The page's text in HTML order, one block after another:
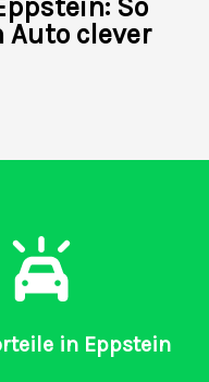
So
clever
in Eppstein